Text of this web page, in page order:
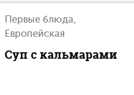
Первые блюда,
Европейская
Суп с кальмарами